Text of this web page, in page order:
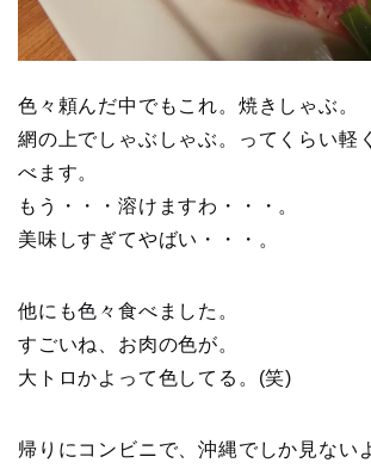
色々頼んだ中でもこれ。焼きしゃぶ。
網の上でしゃぶしゃぶ。ってくらい軽
べます。
もう・・・溶けますわ・・・。
美味しすぎてやばい・・・。
他にも色々食べました。
すごいね、お肉の色が。
大トロかよって色してる。(笑)
帰りにコンビニで、沖縄でしか見ない